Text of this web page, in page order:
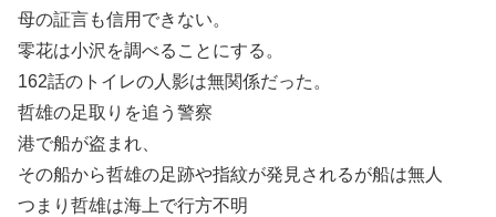
母の証言も信用できない。
零花は小沢を調べることにする。
162話のトイレの人影は無関係だった。
哲雄の足取りを追う警察
港で船が盗まれ、
その船から哲雄の足跡や指紋が発見されるが船は無人
つまり哲雄は海上で行方不明